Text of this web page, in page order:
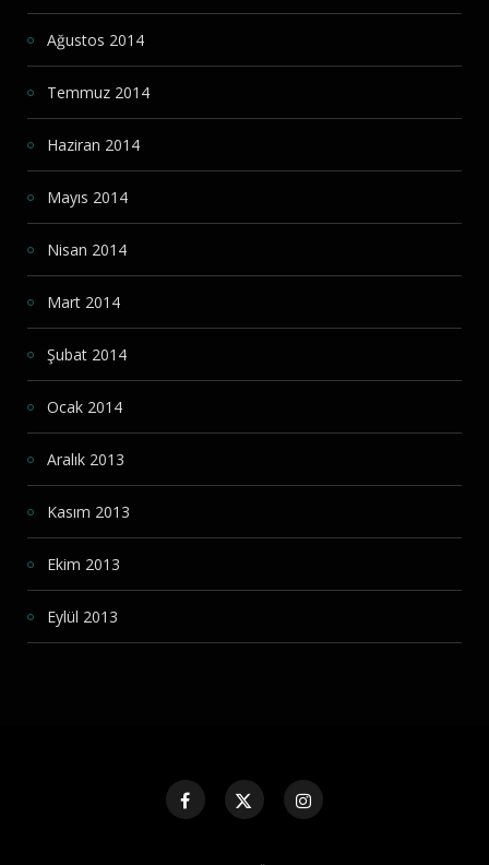
Ağustos 2014
Temmuz 2014
Haziran 2014
Mayıs 2014
Nisan 2014
Mart 2014
Şubat 2014
Ocak 2014
Aralık 2013
Kasım 2013
Ekim 2013
Eylül 2013